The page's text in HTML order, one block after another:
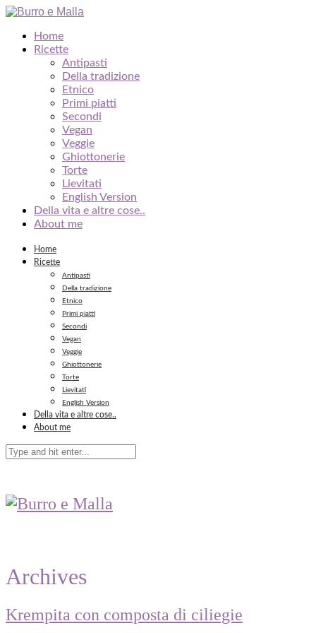
Home
Ricette
Antipasti
Della tradizione
Etnico
Primi piatti
Secondi
Vegan
Veggie
Ghiottonerie
Torte
Lievitati
English Version
Della vita e altre cose..
About me
Home
Ricette
Antipasti
Della tradizione
Etnico
Primi piatti
Secondi
Vegan
Veggie
Ghiottonerie
Torte
Lievitati
English Version
Della vita e altre cose..
About me
Archives
Krempita con composta di ciliegie